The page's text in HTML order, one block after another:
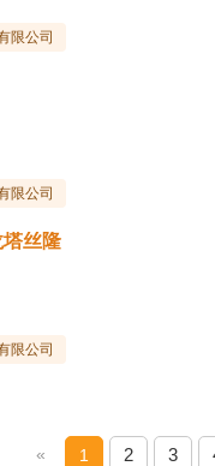
限公司
限公司
丝隆
限公司
« 1 2 3